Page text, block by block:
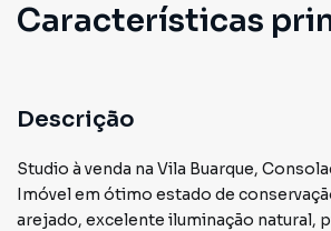
Características
Elevador
Aquecimento Elétrico
Portaria 24h
Descrição
Studio à venda na Vila Buarque,
Imóvel em ótimo estado de
arejado, excelente iluminação natural, piso